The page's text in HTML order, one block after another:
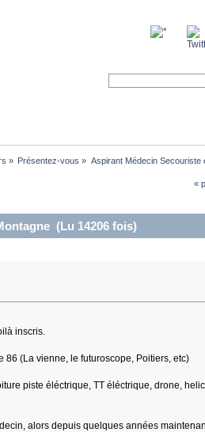
» Présentez-vous » Aspirant Médecin Secouriste
«
(Lu 14206 fois)
inscris.
86 (La vienne, le futuroscope, Poitiers, etc)
piste éléctrique, TT éléctrique, drone,
alors depuis quelques années